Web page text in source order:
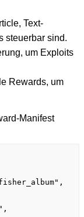
Text-
steuerbar sind.
um Exploits
Rewards, um
Manifest